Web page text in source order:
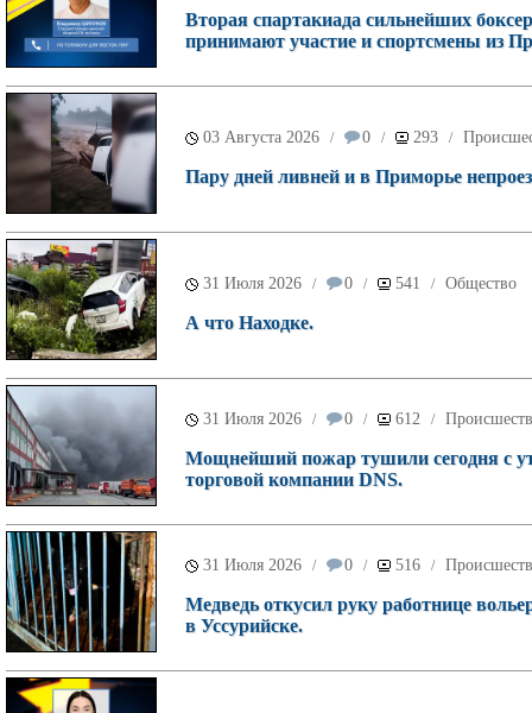
Вторая спартакиада сильнейших
принимают участие и спортсмены из
03 Августа 2026 / 0 / 293 /
Пару дней ливней и в Приморье
31 Июля 2026 / 0 / 541 / Общество
А что Находке.
31 Июля 2026 / 0 / 612 /
Мощнейший пожар тушили сегодня с
торговой компании DNS.
31 Июля 2026 / 0 / 516 /
Медведь откусил руку работнице
в Уссурийске.